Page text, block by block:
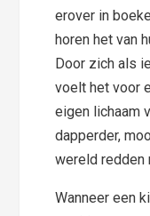
erover in
horen het van
Door zich als
voelt het voor
eigen lichaam
dapperder,
wereld redden
Wanneer een